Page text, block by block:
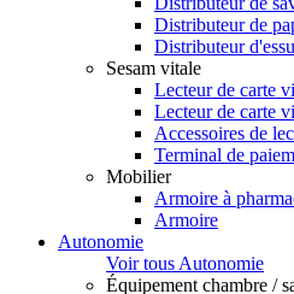
Distributeur de
Distributeur
Sesam vitale
Lecteur de carte
Lecteur de carte
Accessoires de
Terminal de
Mobilier
Armoire à
Armoire
Autonomie
Voir tous Autonomie
Équipement chambre /